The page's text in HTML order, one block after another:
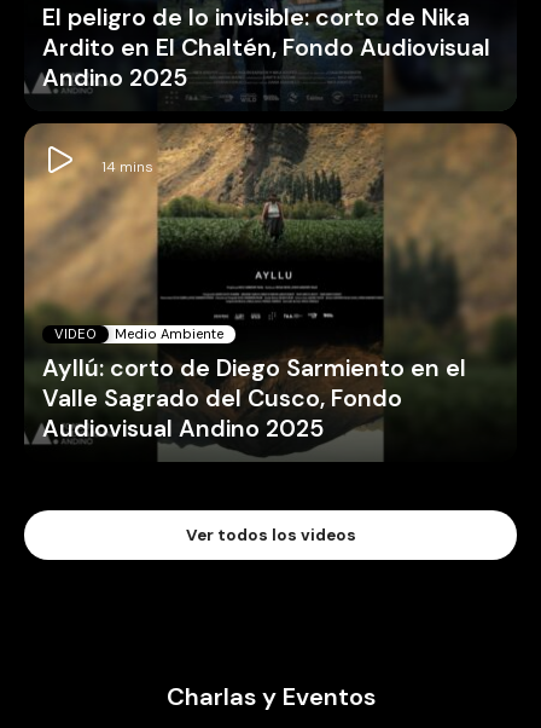
El peligro de lo invisible: corto de Nika
Ardito en El Chaltén, Fondo Audiovisual
Andino 2025
VIDEO Medio Ambiente
Ayllú: corto de Diego Sarmiento en el
Valle Sagrado del Cusco, Fondo
Audiovisual Andino 2025
Ver todos los videos
Charlas y Eventos